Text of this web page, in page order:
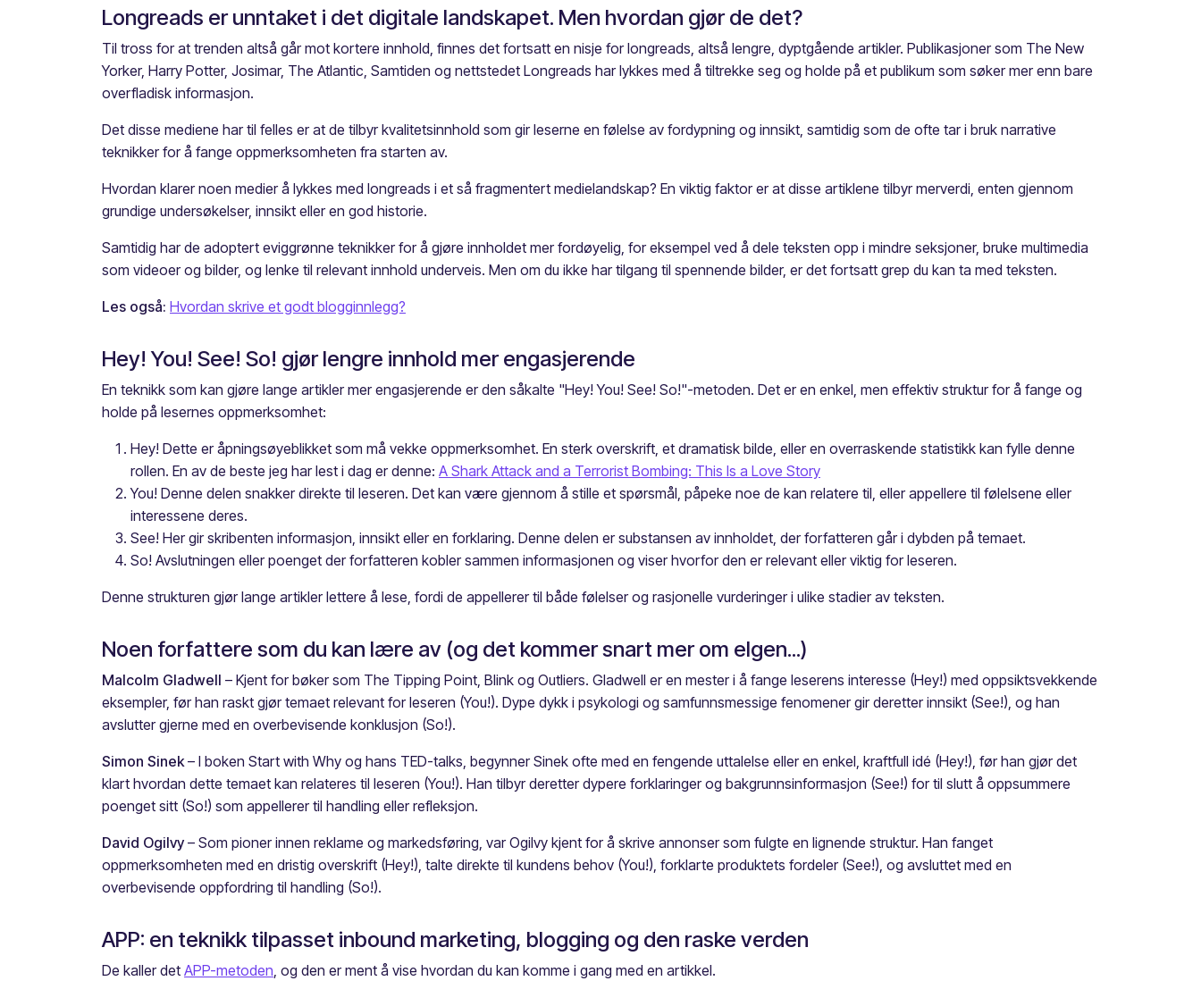
Longreads er unntaket i det digitale landskapet. Men hvordan gjør de det?
Til tross for at trenden altså går mot kortere innhold, finnes det fortsatt en nisje for longreads, altså lengre, dyptgående artikler. Publikasjoner som The New
Yorker, Harry Potter, Josimar, The Atlantic, Samtiden og nettstedet Longreads har lykkes med å tiltrekke seg og holde på et publikum som søker mer enn bare
overfladisk informasjon.
Det disse mediene har til felles er at de tilbyr kvalitetsinnhold som gir leserne en følelse av fordypning og innsikt, samtidig som de ofte tar i bruk narrative
teknikker for å fange oppmerksomheten fra starten av.
Hvordan klarer noen medier å lykkes med longreads i et så fragmentert medielandskap? En viktig faktor er at disse artiklene tilbyr merverdi, enten gjennom
grundige undersøkelser, innsikt eller en god historie.
Samtidig har de adoptert eviggrønne teknikker for å gjøre innholdet mer fordøyelig, for eksempel ved å dele teksten opp i mindre seksjoner, bruke multimedia
som videoer og bilder, og lenke til relevant innhold underveis. Men om du ikke har tilgang til spennende bilder, er det fortsatt grep du kan ta med teksten.
Les også: Hvordan skrive et godt blogginnlegg?
Hey! You! See! So! gjør lengre innhold mer engasjerende
En teknikk som kan gjøre lange artikler mer engasjerende er den såkalte "Hey! You! See! So!"-metoden. Det er en enkel, men effektiv struktur for å fange og
holde på lesernes oppmerksomhet:
Hey! Dette er åpningsøyeblikket som må vekke oppmerksomhet. En sterk overskrift, et dramatisk bilde, eller en overraskende statistikk kan fylle denne
rollen. En av de beste jeg har lest i dag er denne: A Shark Attack and a Terrorist Bombing: This Is a Love Story
You! Denne delen snakker direkte til leseren. Det kan være gjennom å stille et spørsmål, påpeke noe de kan relatere til, eller appellere til følelsene eller
interessene deres.
See! Her gir skribenten informasjon, innsikt eller en forklaring. Denne delen er substansen av innholdet, der forfatteren går i dybden på temaet.
So! Avslutningen eller poenget der forfatteren kobler sammen informasjonen og viser hvorfor den er relevant eller viktig for leseren.
Denne strukturen gjør lange artikler lettere å lese, fordi de appellerer til både følelser og rasjonelle vurderinger i ulike stadier av teksten.
Noen forfattere som du kan lære av (og det kommer snart mer om elgen...)
Malcolm Gladwell – Kjent for bøker som The Tipping Point, Blink og Outliers. Gladwell er en mester i å fange leserens interesse (Hey!) med oppsiktsvekkende
eksempler, før han raskt gjør temaet relevant for leseren (You!). Dype dykk i psykologi og samfunnsmessige fenomener gir deretter innsikt (See!), og han
avslutter gjerne med en overbevisende konklusjon (So!).
Simon Sinek– I boken Start with Why og hans TED-talks, begynner Sinek ofte med en fengende uttalelse eller en enkel, kraftfull idé (Hey!), før han gjør det
klart hvordan dette temaet kan relateres til leseren (You!). Han tilbyr deretter dypere forklaringer og bakgrunnsinformasjon (See!) for til slutt å oppsummere
poenget sitt (So!) som appellerer til handling eller refleksjon.
David Ogilvy – Som pioner innen reklame og markedsføring, var Ogilvy kjent for å skrive annonser som fulgte en lignende struktur. Han fanget
oppmerksomheten med en dristig overskrift (Hey!), talte direkte til kundens behov (You!), forklarte produktets fordeler (See!), og avsluttet med en
overbevisende oppfordring til handling (So!).
APP: en teknikk tilpasset inbound marketing, blogging og den raske verden
De kaller det APP-metoden, og den er ment å vise hvordan du kan komme i gang med en artikkel.